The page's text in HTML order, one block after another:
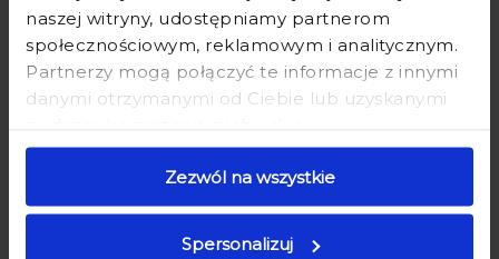
naszej witryny, udostępniamy partnerom
społecznościowym, reklamowym i analitycznym.
Partnerzy mogą połączyć te informacje z innymi
danymi otrzymanymi od Ciebie lub uzyskanymi
Zezwól na wszystkie
Spersonalizuj
NIEGO - PREZENT NA 25
URODZINY - TAK DOBRZE MOŻNA
NIEJ - PREZENT NA 25 URODZINY -
PIEKIELNIE FAJNA 25TKA